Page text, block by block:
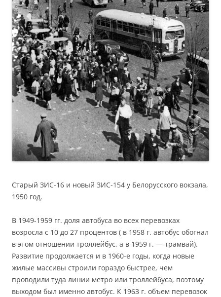
Старый ЗИС-16 и новый ЗИС-154 у Белорусского вокзала,
1950 год.
В 1949-1959 гг. доля автобуса во всех перевозках
возросла с 10 до 27 процентов ( в 1958 г. автобус обогнал
в этом отношении троллейбус, а в 1959 г. — трамвай).
Развитие продолжается и в 1960-е годы, когда новые
жилые массивы строили гораздо быстрее, чем
проводили туда линии метро или троллейбуса, поэтому
выходом был именно автобус. К 1963 г. объем перевозок